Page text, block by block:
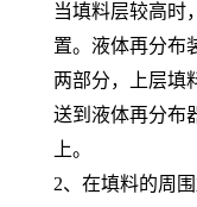
当填料层较高时
置。液体再分布
两部分，上层填
送到液体再分布
上。
2、在填料的周